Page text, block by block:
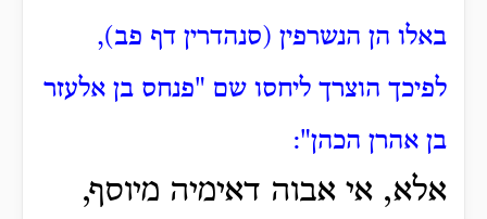
באלו הן הנשרפין (סנהדרין דף פב),
לפיכך הוצרך ליחסו שם "פנחס בן אלעזר
בן אהרן הכהן":
אלא, אי אבוה דאימיה מיוסף,